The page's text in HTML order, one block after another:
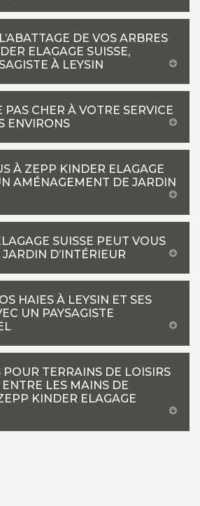
DE VOS ARBRES
ELAGAGE SUISSE,
À LEYSIN
PAS CHER À VOTRE SERVICE
ENVIRONS
À ZEPP KINDER ELAGAGE
AMÉNAGEMENT DE JARDIN
SUISSE PEUT VOUS
D’INTÉRIEUR
HAIES À LEYSIN ET SES
UN PAYSAGISTE
POUR TERRAINS DE LOISIRS
LES MAINS DE
KINDER ELAGAGE